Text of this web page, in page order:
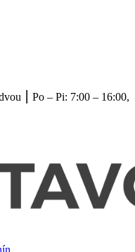
⎮ Po – Pi: 7:00 – 16:00,